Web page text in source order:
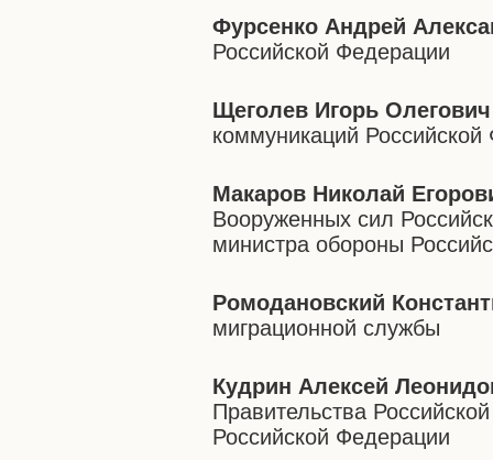
Фурсенко Андрей
Российской Федерации
Щеголев Игорь Олегович
коммуникаций
Макаров Николай
Вооруженных сил
министра обороны
Ромодановский
миграционной службы
Кудрин Алексей
Правительства
Российской Федерации